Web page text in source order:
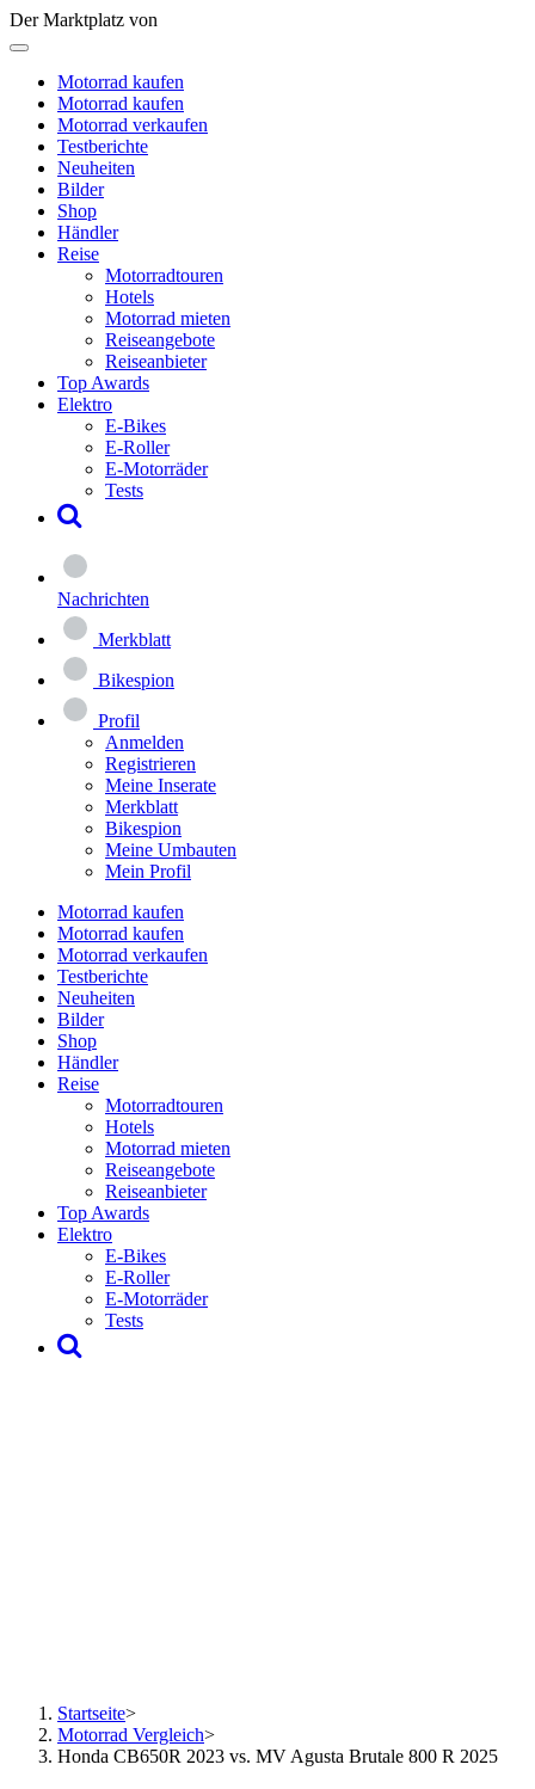
Der Marktplatz von
Motorrad kaufen
Motorrad kaufen
Motorrad verkaufen
Testberichte
Neuheiten
Bilder
Shop
Händler
Reise
Motorradtouren
Hotels
Motorrad mieten
Reiseangebote
Reiseanbieter
Top Awards
Elektro
E-Bikes
E-Roller
E-Motorräder
Tests
Nachrichten
Merkblatt
Bikespion
Profil
Anmelden
Registrieren
Meine Inserate
Merkblatt
Bikespion
Meine Umbauten
Mein Profil
Motorrad kaufen
Motorrad kaufen
Motorrad verkaufen
Testberichte
Neuheiten
Bilder
Shop
Händler
Reise
Motorradtouren
Hotels
Motorrad mieten
Reiseangebote
Reiseanbieter
Top Awards
Elektro
E-Bikes
E-Roller
E-Motorräder
Tests
Startseite>
Motorrad Vergleich>
Honda CB650R 2023 vs. MV Agusta Brutale 800 R 2025